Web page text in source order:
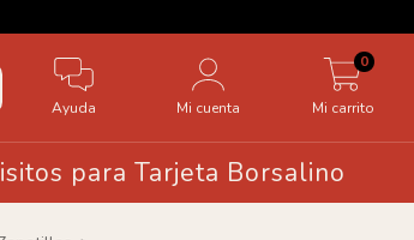
Ayuda Mi cuenta Mi carrito
0
para Tarjeta Borsalino